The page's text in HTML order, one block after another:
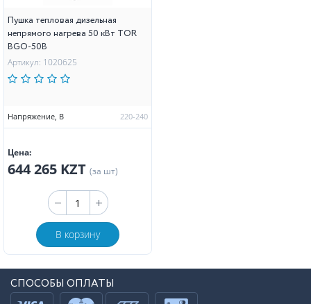
Пушка тепловая дизельная
непрямого нагрева 50 кВт TOR
BGO-50B
Артикул: 1020625
Напряжение, В 220-240
Цена:
644 265 KZT (за шт)
В корзину
СПОСОБЫ ОПЛАТЫ